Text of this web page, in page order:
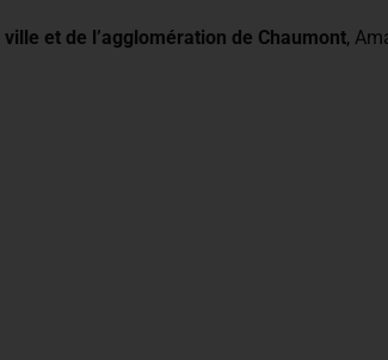
ville et de l’agglomération de Chaumont,